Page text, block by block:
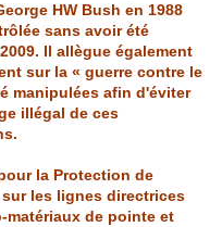
HW Bush en 1988
sans avoir été
Il allègue également
sur la « guerre contre le
manipulées afin d'éviter
illégal de ces
la Protection de
les lignes directrices
-matériaux de pointe et